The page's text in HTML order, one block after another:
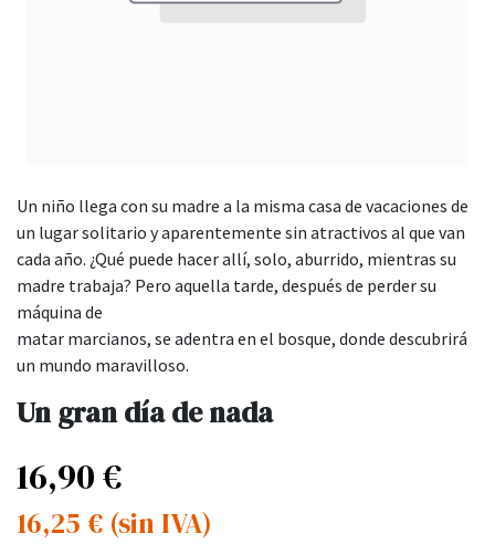
Un niño llega con su madre a la misma casa de vacaciones de
un lugar solitario y aparentemente sin atractivos al que van
cada año. ¿Qué puede hacer allí, solo, aburrido, mientras su
madre trabaja? Pero aquella tarde, después de perder su
máquina de
matar marcianos, se adentra en el bosque, donde descubrirá
un mundo maravilloso.
Un gran día de nada
16,90€
16,25 € (sin IVA)